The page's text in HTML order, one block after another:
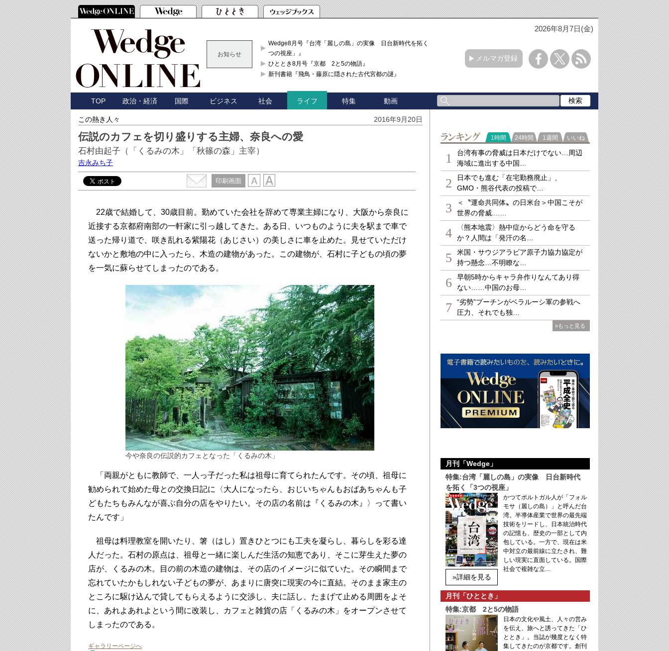
2026年8月7日(金)
お知らせ
Wedge8月号『台湾「麗しの島」の実像 日台新時代を拓く「3
つの視座」』
ひととき8月号『京都 2と5の物語』
新刊書籍『飛鳥・藤原に隠された古代宮都の謎』
メルマガ登録
TOP 政治・経済 国際 ビジネス 社会 ライフ 特集 動画
この熱き人々 2016年9月20日
伝説のカフェを切り盛りする主婦、奈良への愛
石村由起子（「くるみの木」「秋篠の森」主宰）
吉永みち子
印刷画面
22歳で結婚して、30歳目前。勤めていた会社を辞めて専業主婦になり、大阪から奈良に
近接する京都府南部の一軒家に引っ越してきた。ある日、いつものように夫を駅まで車で
送った帰り道で、咲き乱れる紫陽花（あじさい）の美しさに車を止めた。見せていただけ
ないかと敷地の中に入ったら、木造の建物があった。この建物が、石村に子どもの頃の夢
を一気に蘇らせてしまったのである。
今や奈良の伝説的カフェとなった「くるみの木」
「両親がともに教師で、一人っ子だった私は祖母に育てられたんです。その頃、祖母に
勧められて始めた母との交換日記に〈大人になったら、おじいちゃんもおばあちゃんも子
どもたちもみんなが喜ぶ自分の店をやりたい。その店の名前は『くるみの木』〉って書い
たんです」
祖母は料理教室を開いたり、箸（はし）置きひとつにも工夫を凝らし、暮らしを彩る達
人だった。石村の原点は、祖母と一緒に楽しんだ生活の知恵であり、そこに芽生えた夢の
店が、くるみの木。目の前の木造の建物は、その店のイメージに似ていた。その瞬間まで
忘れていたかもしれない子どもの夢が、あまりに唐突に現実の今に直結。そのまま家主の
ところに駆け込んで貸してもらえるように交渉し、夫に話し、たまげて止める周囲をよそ
に、あれよあれよという間に改装し、カフェと雑貨の店「くるみの木」をオープンさせて
しまったのである。
ギャラリーページへ
ランキング
1時間 24時間 1週間 いいね
1
台湾有事の脅威は日本だけでない…周辺
海域に進出する中国…
2
日本でも進む「在宅勤務廃止」、
GMO・熊谷代表の投稿で…
3
＜〝運命共同体〟の日米台＞中国こそが
世界の脅威....…
4
〈熊本地震〉熱中症からどう命を守る
か？人間は「発汗の名…
5
米国・サウジアラビア原子力協力協定が
持つ懸念…不明瞭な…
6
早朝5時からキャラ弁作りなんてあり得
ない……中国のお母…
7
“劣勢”プーチンがベラルーシ軍の参戦へ
圧力、それでも独…
»もっと見る
月刊「Wedge」
特集:台湾「麗しの島」の実像 日台新時代
を拓く「3つの視座」
»詳細を見る
かつてポルトガル人が「フォル
モサ（麗しの島）」と呼んだ台
湾。半導体産業で世界の最先端
技術をリードし、日本統治時代
の記憶も、歴史の一部として内
包している。一方で、現在は米
中対立の最前線に立たされ、難
しい現実に直面している。国際
社会で複雑な立…
月刊「ひととき」
特集:京都 2と5の物語
日本の文化や風土、人々の営み
を伝え、旅へと誘ってきた「ひ
ととき」。当誌が幾度となく特
集してきたのが京都です。創刊